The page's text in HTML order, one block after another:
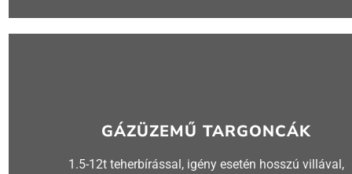
GÁZÜZEMŰ TARGONCÁK
1.5-12t teherbírással, igény esetén hosszú villával,